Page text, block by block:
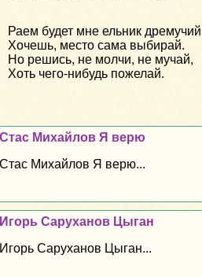
Раем будет мне ельник
Хочешь, место сама выбирай.
Но решись, не молчи, не мучай,
Хоть чего-нибудь пожелай.
Стас Михайлов Я верю
Стас Михайлов Я верю...
Игорь Саруханов Цыган
Игорь Саруханов Цыган...